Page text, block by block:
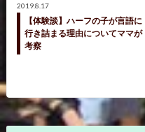
2019.8.17
【体験談】ハーフの子が言語に
行き詰まる理由についてママが
考察